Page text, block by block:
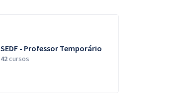
SEDF - Professor Temporário
42cursos